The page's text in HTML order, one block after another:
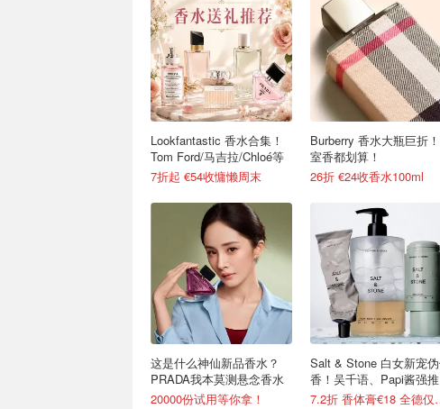
Lookfantastic 香水合集！
Tom Ford/马吉拉/Chloé等
7折起 €54收慵懒周末
这是什么神仙新品香水？
PRADA我本莫测悬念香水
20000份试用等你拿！
Burberry 香水大瓶巨折
室香都划算！
26折 €24收香水100ml
Salt & Stone 白女新宠
香！吴千语、Papi酱强推
7.2折